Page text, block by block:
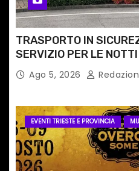
TRASPORTO IN
SERVIZIO PER LE
PERCORSI, FERMATE E
Ago 5, 2026
EVENTI TRIESTE E PROVINCIA